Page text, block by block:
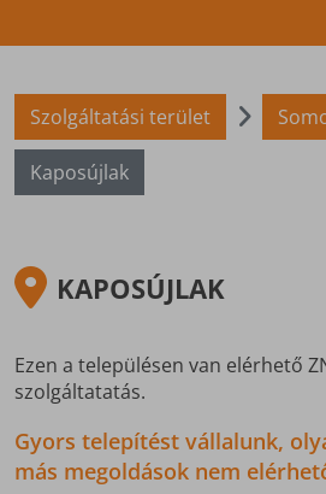
Szolgáltatási terület
Kaposújlak
KAPOSÚJLAK
Ezen a településen van elérhető
szolgáltatatás.
Gyors telepítést vállalunk,
más megoldások nem